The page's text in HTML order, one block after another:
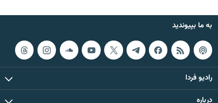
به ما بپیوندید
رادیو فردا
درباره